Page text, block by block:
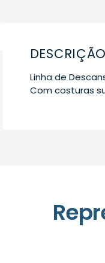
DESCRIÇÃO
Linha de
Com costuras